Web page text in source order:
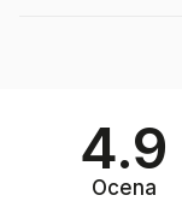
4.9
Ocena